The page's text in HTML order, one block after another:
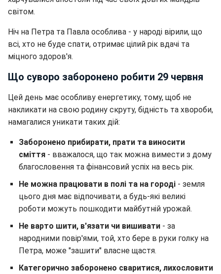
світом.
Ніч на Петра та Павла особлива - у народі вірили, що
всі, хто не буде спати, отримає цілий рік вдачі та
міцного здоров'я.
Що суворо заборонено робити 29 червня
Цей день має особливу енергетику, тому, щоб не
накликати на свою родину скруту, бідність та хвороби,
намагалися уникати таких дій:
Заборонено прибирати, прати та виносити
сміття - вважалося, що так можна вимести з дому
благословення та фінансовий успіх на весь рік.
Не можна працювати в полі та на городі - земля
цього дня має відпочивати, а будь-які великі
роботи можуть пошкодити майбутній урожай.
Не варто шити, в'язати чи вишивати - за
народними повір'ями, той, хто бере в руки голку на
Петра, може "зашити" власне щастя.
Категорично заборонено сваритися, лихословити